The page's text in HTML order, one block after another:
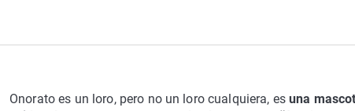
Onorato es un loro, pero no un loro cualquiera, esuna